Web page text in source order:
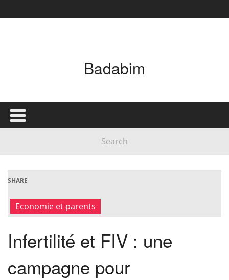
Badabim
SHARE
Economie et parents
Infertilité et FIV : une
campagne pour